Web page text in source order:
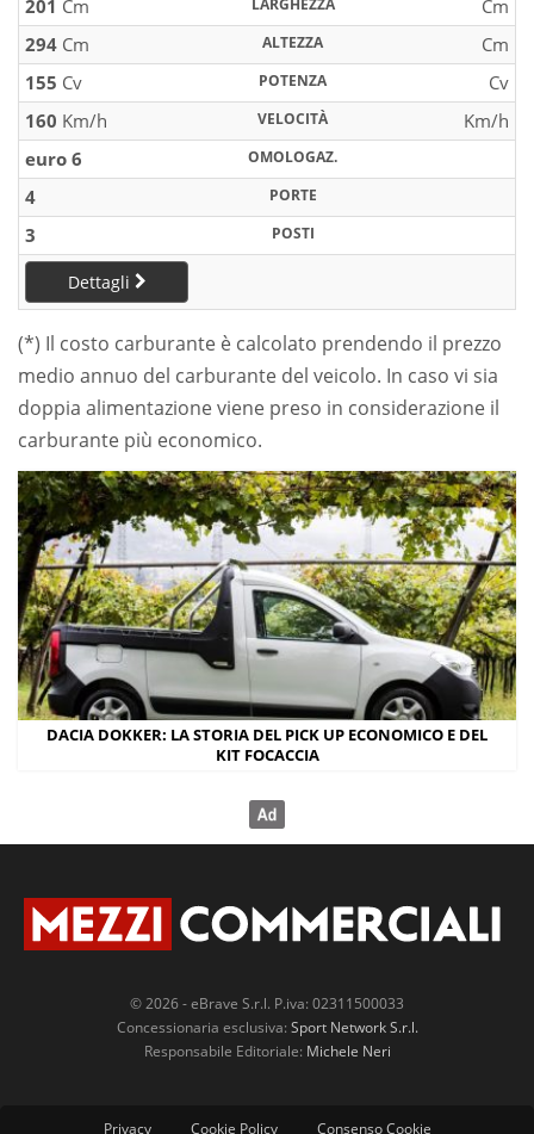
201 Cm LARGHEZZA
Cm
294 Cm ALTEZZA
Cm
155 Cv POTENZA
Cv
160 Km/h VELOCITÀ
Km/h
euro 6
OMOLOGAZ.
4 PORTE
3 POSTI
Dettagli
(*) Il costo carburante è calcolato prendendo il prezzo
medio annuo del carburante del veicolo. In caso vi sia
doppia alimentazione viene preso in considerazione il
carburante più economico.
DACIA DOKKER: LA STORIA DEL PICK UP ECONOMICO E DEL
KIT FOCACCIA
© 2026 - eBrave S.r.l. P.iva: 02311500033
Concessionaria esclusiva: Sport Network S.r.l.
Responsabile Editoriale: Michele Neri
Privacy Cookie Policy Consenso Cookie